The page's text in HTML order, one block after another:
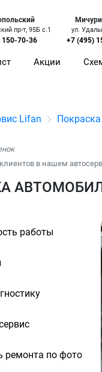
пр-т, 95Б с.1
150-70-36
ул.
+7 (495)
Акции
Lifan
в нашем
работы
ремонта по фото